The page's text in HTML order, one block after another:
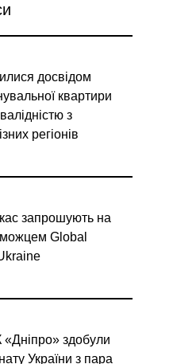
досвідом
квартири
з
регіонів
запрошують на
Global
здобули
України з пара